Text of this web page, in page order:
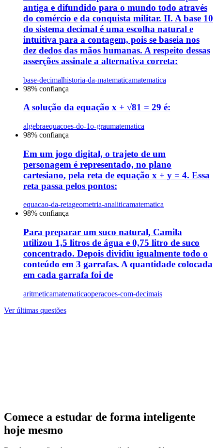
antiga e difundido para o mundo todo através
do comércio e da conquista militar. II. A base 10
do sistema decimal é uma escolha natural e
intuitiva para a contagem, pois se baseia nos
dez dedos das mãos humanas. A respeito dessas
asserções assinale a alternativa correta:
base-decimalhistoria-da-matematicamatematica
98% confiança
A solução da equação x + √81 = 29 é:
algebraequacoes-do-1o-graumatematica
98% confiança
Em um jogo digital, o trajeto de um
personagem é representado, no plano
cartesiano, pela reta de equação x + y = 4. Essa
reta passa pelos pontos:
equacao-da-retageometria-analiticamatematica
98% confiança
Para preparar um suco natural, Camila
utilizou 1,5 litros de água e 0,75 litro de suco
concentrado. Depois dividiu igualmente todo o
conteúdo em 3 garrafas. A quantidade colocada
em cada garrafa foi de
aritmeticamatematicaoperacoes-com-decimais
Ver últimas questões
Comece a estudar de forma inteligente
hoje mesmo